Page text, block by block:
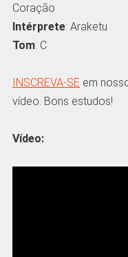
Coração
Intérprete: Araketu
Tom: C
INSCREVA-SE em
vídeo. Bons estudos!
Vídeo: